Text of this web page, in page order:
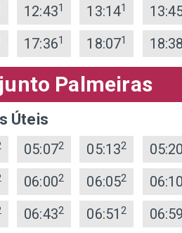
12:431 13:141
17:361 18:071 18:38
Palmeiras
Úteis
05:072 05:132 05:20
06:002 06:052 06:10
06:432 06:512 06:59